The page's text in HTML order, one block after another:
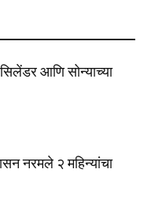
आणि सोन्याच्या
नरमले २ महिन्यांचा